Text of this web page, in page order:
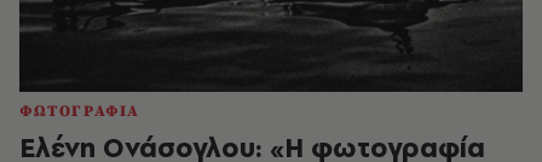
ΦΩΤΟΓΡΑΦΙΑ
Ελένη Ονάσογλου: «Η φωτογραφία